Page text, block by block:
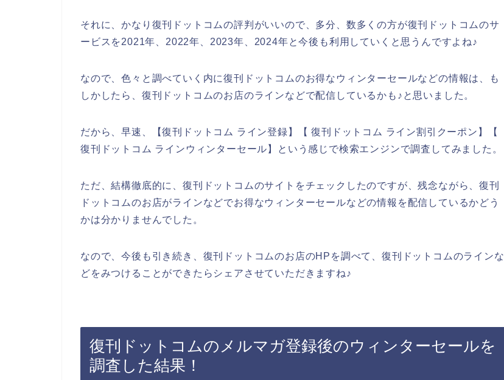
それに、かなり復刊ドットコムの評判がいいので、多分、数多くの方が復刊ドットコムのサ
ービスを2021年、2022年、2023年、2024年と今後も利用していくと思うんですよね♪
なので、色々と調べていく内に復刊ドットコムのお得なウィンターセールなどの情報は、も
しかしたら、復刊ドットコムのお店のラインなどで配信しているかも♪と思いました。
だから、早速、【復刊ドットコム ライン登録】【 復刊ドットコム ライン割引クーポン】【
復刊ドットコム ラインウィンターセール】という感じで検索エンジンで調査してみました。
ただ、結構徹底的に、復刊ドットコムのサイトをチェックしたのですが、残念ながら、復刊
ドットコムのお店がラインなどでお得なウィンターセールなどの情報を配信しているかどう
かは分かりませんでした。
なので、今後も引き続き、復刊ドットコムのお店のHPを調べて、復刊ドットコムのラインな
どをみつけることができたらシェアさせていただきますね♪
復刊ドットコムのメルマガ登録後のウィンターセールを
調査した結果！